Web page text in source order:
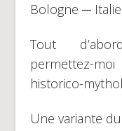
Bologne ─
Tout
permettez-
historico-
Une variante